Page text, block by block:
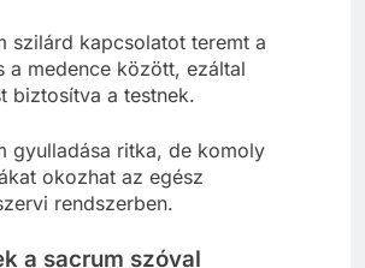
szilárd kapcsolatot teremt a
a medence között, ezáltal
biztosítva a testnek.
gyulladása ritka, de komoly
okozhat az egész
rendszerben.
a sacrum szóval